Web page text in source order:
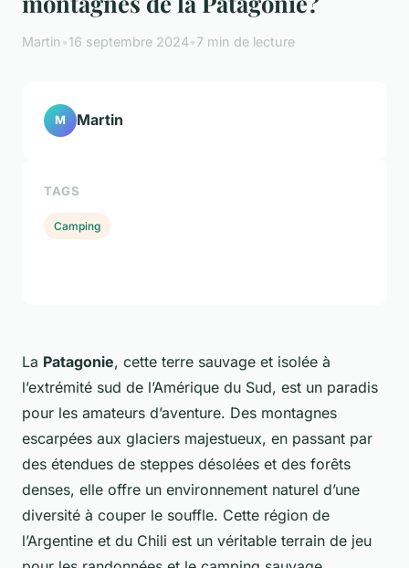
Martin•16 septembre 2024•7 min de lecture
La Patagonie, cette terre sauvage et isolée à
l’extrémité sud de l’Amérique du Sud, est un paradis
pour les amateurs d’aventure. Des montagnes
escarpées aux glaciers majestueux, en passant par
des étendues de steppes désolées et des forêts
denses, elle offre un environnement naturel d’une
diversité à couper le souffle. Cette région de
l’Argentine et du Chili est un véritable terrain de jeu
M Martin
TAGS
Camping